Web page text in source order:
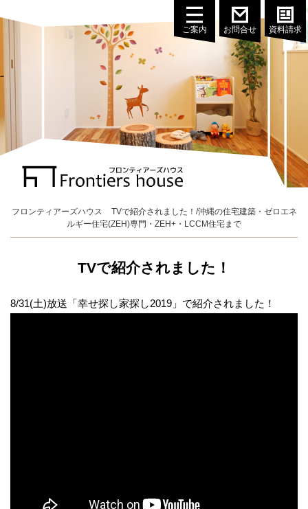
ご案内 お問合せ 資料請求
フロンティアーズハウス
TVで紹介されました！/沖縄の住宅建築・ゼロエネ
ルギー住宅(ZEH)専門・ZEH+・LCCM住宅まで
TVで紹介されました！
8/31(土)放送「幸せ探し家探し2019」で紹介されました！